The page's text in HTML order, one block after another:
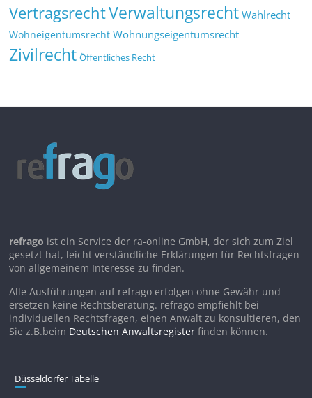
VertragsrechtVerwaltungsrecht Wahlrecht
Wohneigentumsrecht Wohnungseigentumsrecht
Zivilrecht Öffentliches Recht
refrago ist ein Service der ra-online GmbH, der sich zum Ziel
gesetzt hat, leicht verständliche Erklärungen für Rechtsfragen
von allgemeinem Interesse zu finden.
Alle Ausführungen auf refrago erfolgen ohne Gewähr und
ersetzen keine Rechtsberatung. refrago empfiehlt bei
individuellen Rechtsfragen, einen Anwalt zu konsultieren, den
Sie z.B.beim Deutschen Anwaltsregister finden können.
Düsseldorfer Tabelle